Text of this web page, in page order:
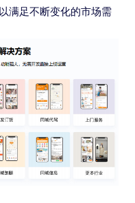
满足不断变化的市场需